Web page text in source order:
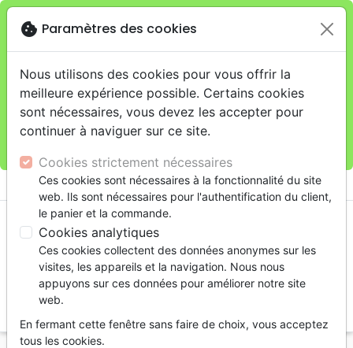
Je veux retirer ma commande au 11 rue de Rive,
Genèveclose
warningCette boutique en ligne est limitée au retrait en
magasin.
Pour les livraisons à domicile, veuillez passer vos
commandes sur la boutique La Maison de la Bible
shopping_cart
cookie Paramètres des cookies
Nous utilisons des cookies pour vous offrir la
meilleure expérience possible. Certains cookies
sont nécessaires, vous devez les accepter pour
continuer à naviguer sur ce site.
Cookies strictement nécessaires
Ces cookies sont nécessaires à la fonctionnalité du site
web. Ils sont nécessaires pour l'authentification du client,
le panier et la commande.
Cookies analytiques
Ces cookies collectent des données anonymes sur les
visites, les appareils et la navigation. Nous nous
appuyons sur ces données pour améliorer notre site
web.
En fermant cette fenêtre sans faire de choix, vous acceptez
tous les cookies.